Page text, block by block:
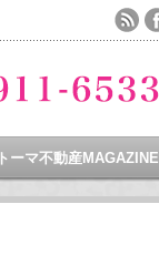
トーマ不動産MAGAZINE